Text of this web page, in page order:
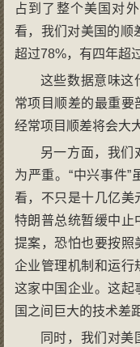
占到了整个美国对
看，我们对美国的顺
超过78%，有四年超
这些数据意味这
常项目顺差的最重要
经常项目顺差将会大
另一方面，我们
为严重。“中兴事件
看，不只是十几亿美
特朗普总统暂缓中止
提案，恐怕也要按照
企业管理机制和运行
这家中国企业。这起
国之间巨大的技术差
同时，我们对